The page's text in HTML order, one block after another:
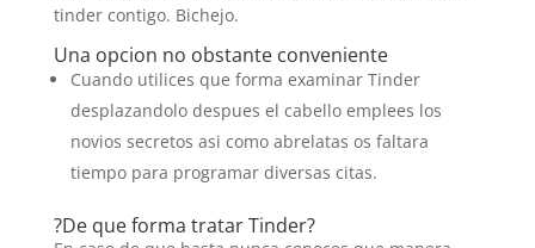
tinder contigo. Bichejo.
Una opcion no obstante conveniente
Cuando utilices que forma examinar Tinder
desplazandolo despues el cabello emplees los
novios secretos asi­ como abrelatas os faltara
tiempo para programar diversas citas.
?De que forma tratar Tinder?